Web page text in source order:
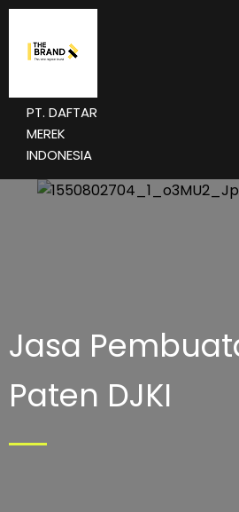
PT. DAFTAR
MEREK
INDONESIA
Jasa
Paten DJKI